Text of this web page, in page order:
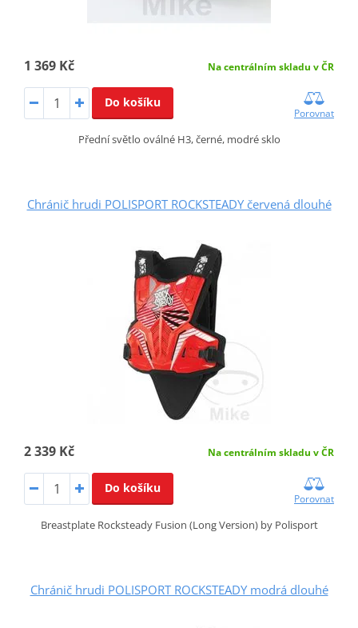
1 369 Kč Na centrálním skladu v ČR
Do košíku
Porovnat
Přední světlo oválné H3, černé, modré sklo
Chránič hrudi POLISPORT ROCKSTEADY červená dlouhé
2 339 Kč Na centrálním skladu v ČR
Do košíku
Porovnat
Breastplate Rocksteady Fusion (Long Version) by Polisport
Chránič hrudi POLISPORT ROCKSTEADY modrá dlouhé